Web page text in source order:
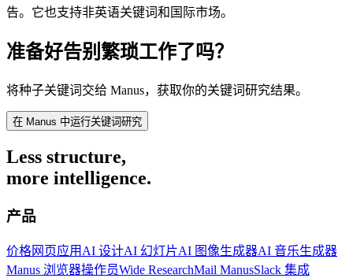
告。它也支持非英语关键词和国际市场。
准备好告别繁琐工作了吗？
将种子关键词交给 Manus，获取你的关键词研究结果。
在 Manus 中运行关键词研究
Less structure,
more intelligence.
产品
价格网页应用 AI 设计AI 幻灯片AI 图像生成器AI 音乐生成器
Manus 浏览器操作员Wide ResearchMail ManusSlack 集成